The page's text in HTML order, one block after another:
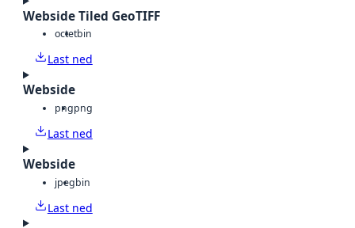
Webside Tiled GeoTIFF
octetbin
Last ned
Webside
pngpng
Last ned
Webside
jpegbin
Last ned